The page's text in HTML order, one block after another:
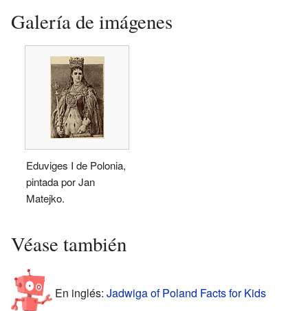
Galería de imágenes
Eduviges I de Polonia,
pintada por Jan
Matejko.
Véase también
En inglés: Jadwiga of Poland Facts for Kids